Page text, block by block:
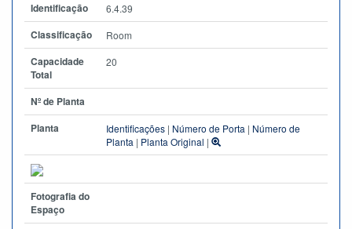
Identificação 6.4.39
Classificação Room
Capacidade
Total
20
Nº de Planta
Planta
Identificações | Número de Porta | Número de
Planta | Planta Original |
Fotografia do
Espaço